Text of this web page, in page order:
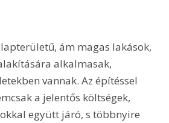
ám magas lakások,
alkalmasak,
vannak. Az építéssel
a jelentős költségek,
együtt járó, s többnyire